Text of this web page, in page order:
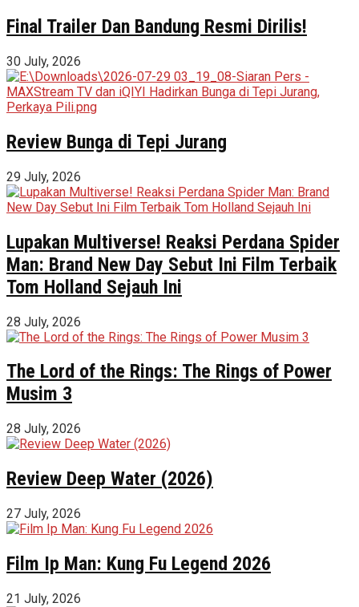
Final Trailer Dan Bandung Resmi Dirilis!
30 July, 2026
Review Bunga di Tepi Jurang
29 July, 2026
Lupakan Multiverse! Reaksi Perdana Spider
Man: Brand New Day Sebut Ini Film Terbaik
Tom Holland Sejauh Ini
28 July, 2026
The Lord of the Rings: The Rings of Power
Musim 3
28 July, 2026
Review Deep Water (2026)
27 July, 2026
Film Ip Man: Kung Fu Legend 2026
21 July, 2026